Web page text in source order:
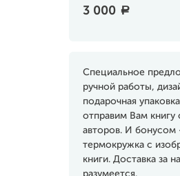
3 000 a
Специальное
ручной работы,
подарочная
отправим Вам книгу
авторов. И бонусом
термокружка с
книги. Доставка за
разумеется.